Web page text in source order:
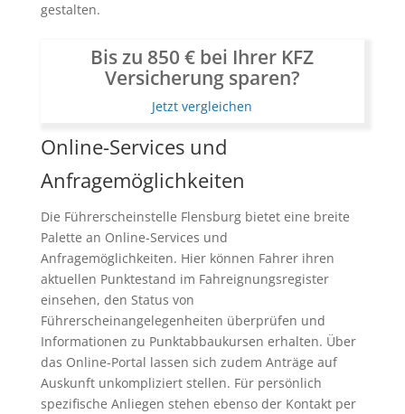
gestalten.
Bis zu 850 € bei Ihrer KFZ
Versicherung sparen?
Jetzt vergleichen
Online-Services und
Anfragemöglichkeiten
Die Führerscheinstelle Flensburg bietet eine breite
Palette an Online-Services und
Anfragemöglichkeiten. Hier können Fahrer ihren
aktuellen Punktestand im Fahreignungsregister
einsehen, den Status von
Führerscheinangelegenheiten überprüfen und
Informationen zu Punktabbaukursen erhalten. Über
das Online-Portal lassen sich zudem Anträge auf
Auskunft unkompliziert stellen. Für persönlich
spezifische Anliegen stehen ebenso der Kontakt per